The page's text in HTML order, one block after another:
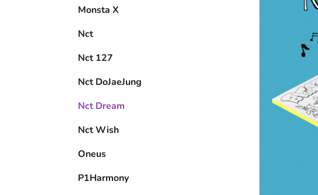
Monsta X
Nct
Nct 127
Nct DoJaeJung
Nct Dream
Nct Wish
Oneus
P1Harmony